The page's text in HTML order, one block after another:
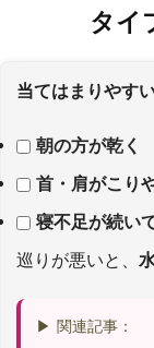
タイ
当てはまりやす
朝の方が乾く
首・肩がこり
寝不足が続い
巡りが悪いと、
▶ 関連記事：